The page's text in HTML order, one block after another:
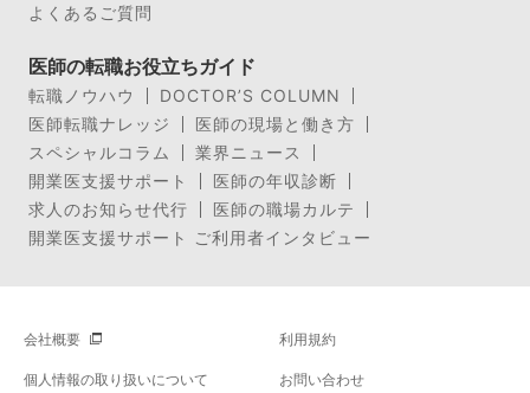
よくあるご質問
医師の転職お役立ちガイド
転職ノウハウ
DOCTOR’S COLUMN
医師転職ナレッジ
医師の現場と働き方
スペシャルコラム
業界ニュース
開業医支援サポート
医師の年収診断
求人のお知らせ代行
医師の職場カルテ
開業医支援サポート ご利用者インタビュー
会社概要 利用規約
個人情報の取り扱いについて お問い合わせ